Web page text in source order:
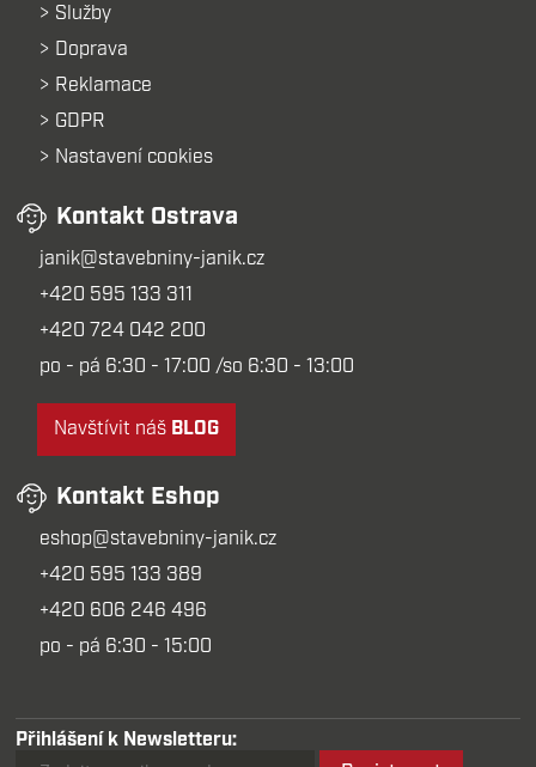
Služby
Doprava
Reklamace
GDPR
Nastavení cookies
Kontakt Ostrava
janik@stavebniny-janik.cz
+420 595 133 311
+420 724 042 200
po - pá 6:30 - 17:00 /so 6:30 - 13:00
Navštívit náš BLOG
Kontakt Eshop
eshop@stavebniny-janik.cz
+420 595 133 389
+420 606 246 496
po - pá 6:30 - 15:00
Přihlášení k Newsletteru: